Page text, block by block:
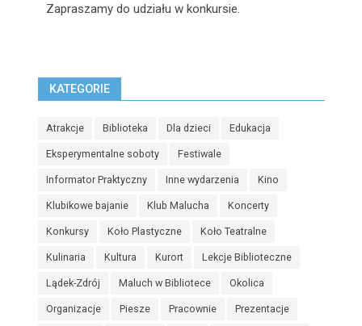
Zapraszamy do udziału w konkursie.
KATEGORIE
Atrakcje Biblioteka Dla dzieci Edukacja
Eksperymentalne soboty Festiwale
Informator Praktyczny Inne wydarzenia Kino
Klubikowe bajanie Klub Malucha Koncerty
Konkursy Koło Plastyczne Koło Teatralne
Kulinaria Kultura Kurort Lekcje Biblioteczne
Lądek-Zdrój Maluch w Bibliotece Okolica
Organizacje Piesze Pracownie Prezentacje